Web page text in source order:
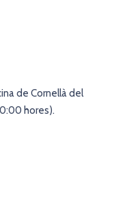
de Cornellà del
hores).